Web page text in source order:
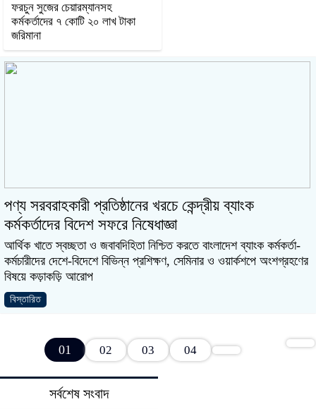
ফরচুন সুজের চেয়ারম্যানসহ
কর্মকর্তাদের ৭ কোটি ২০ লাখ টাকা
জরিমানা
পণ্য সরবরাহকারী প্রতিষ্ঠানের খরচে কেন্দ্রীয় ব্যাংক
কর্মকর্তাদের বিদেশ সফরে নিষেধাজ্ঞা
আর্থিক খাতে স্বচ্ছতা ও জবাবদিহিতা নিশ্চিত করতে বাংলাদেশ ব্যাংক কর্মকর্তা-
কর্মচারীদের দেশে-বিদেশে বিভিন্ন প্রশিক্ষণ, সেমিনার ও ওয়ার্কশপে অংশগ্রহণের
বিষয়ে কড়াকড়ি আরোপ
বিস্তারিত
01 02 03 04
সর্বশেষ সংবাদ